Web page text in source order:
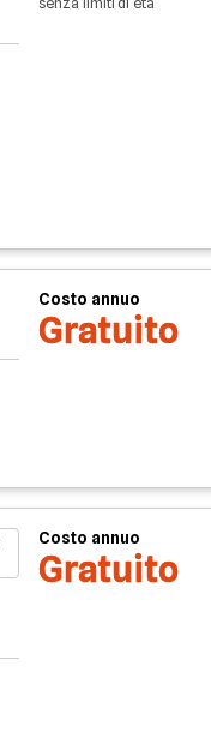
Costo annuo
Gratuito
Costo annuo
Gratuito